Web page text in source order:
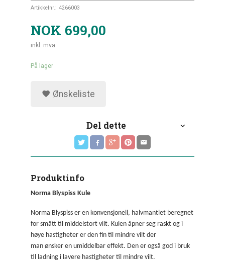
Artikkelnr.: 4266003
NOK 699,00
inkl. mva.
På lager
Ønskeliste
Del dette
Produktinfo
Norma Blyspiss Kule
Norma Blyspiss er en konvensjonell, halvmantlet beregnet
for smått til middelstort vilt. Kulen åpner seg raskt og i
høye hastigheter er den fin til mindre vilt der
man ønsker en umiddelbar effekt. Den er også god i bruk
til ladning i lavere hastigheter til mindre vilt.